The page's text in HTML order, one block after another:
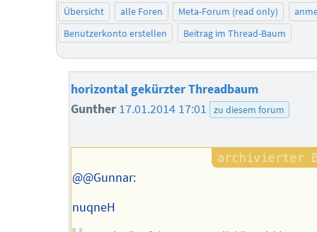
Übersicht alle Foren Meta-Forum (read only)
Benutzerkonto erstellen
Beitrag im Thread-Baum
horizontal gekürzter Threadbaum
Gunther 17.01.2014 17:01 zu diesem forum
@@Gunnar:
nuqneH